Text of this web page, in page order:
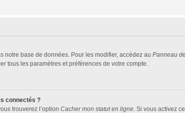
notre base de données. Pour les modifier, accédez au Panneau
tous les paramètres et préférences de votre compte.
connectés ?
trouverez l’option Cacher mon statut en ligne. Si vous activez